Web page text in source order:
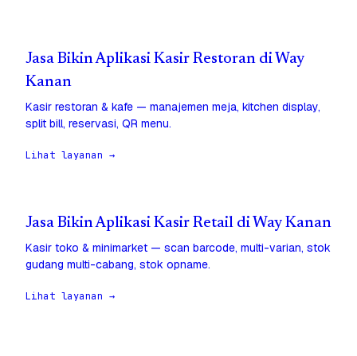
Jasa Bikin Aplikasi Kasir Restoran di Way
Kanan
Kasir restoran & kafe — manajemen meja, kitchen display,
split bill, reservasi, QR menu.
Lihat layanan →
Jasa Bikin Aplikasi Kasir Retail di Way Kanan
Kasir toko & minimarket — scan barcode, multi-varian, stok
gudang multi-cabang, stok opname.
Lihat layanan →